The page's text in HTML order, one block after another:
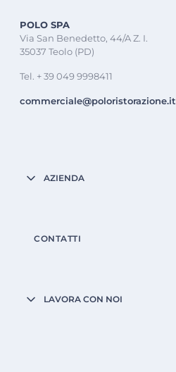
POLO SPA
Via San Benedetto, 44/A Z. I.
35037 Teolo (PD)
Tel. + 39 049 9998411
commerciale@poloristorazione.it
AZIENDA
CONTATTI
LAVORA CON NOI